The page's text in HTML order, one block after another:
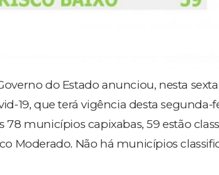
do Estado anunciou, nesta
19, que terá vigência desta segunda-
78 municípios capixabas, 59 estão
Moderado. Não há municípios